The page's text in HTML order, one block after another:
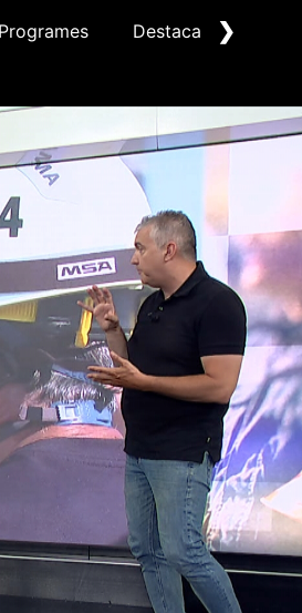
Programes Destacat ❯